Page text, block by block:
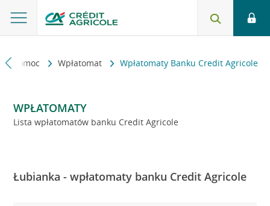
i pomoc Wpłatomat Wpłatomaty Banku Credit Agricole
WPŁATOMATY
Lista wpłatomatów banku Credit Agricole
Łubianka - wpłatomaty banku Credit Agricole